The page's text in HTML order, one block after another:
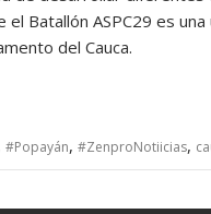
Batallón ASPC29 es
del Cauca.
#Popayán, #ZenproNotiicias,